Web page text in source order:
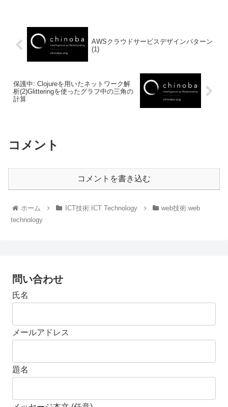
AWSクラウドサービスデザインパターン
(1)
保護中: Clojureを用いたネットワーク解
析(2)Glitteringを使ったグラフ中の三角の
計算
コメント
コメントを書き込む
ホーム ICT技術:ICT Technology
web技術:web
technology
問い合わせ
氏名
メールアドレス
題名